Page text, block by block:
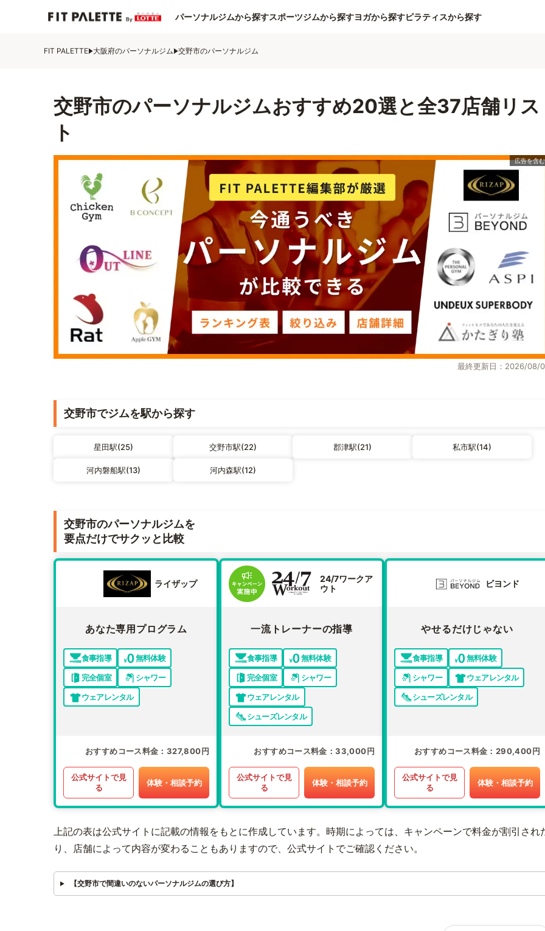
パーソナルジムから探すスポーツジムから探すヨガから探すピラティスから探す
FIT PALETTE 大阪府のパーソナルジム 交野市のパーソナルジム
交野市のパーソナルジムおすすめ20選と全37店舗リス
ト
最終更新日：2026/08/
交野市でジムを駅から探す
星田駅(25) 交野市駅(22) 郡津駅(21) 私市駅(14)
河内磐船駅(13) 河内森駅(12)
交野市のパーソナルジムを
要点だけでサクッと比較
ライザップ
あなた専用プログラム
食事指導
無料体験
完全個室
シャワー
ウェアレンタル
おすすめコース料金 327,800円
公式サイトで見
る
体験・相談予約
24/7ワークア
ウト
一流トレーナーの指導
食事指導
無料体験
完全個室
シャワー
ウェアレンタル
シューズレンタル
おすすめコース料金 33,000円
公式サイトで見
る
体験・相談予約
ビヨンド
やせるだけじゃない
食事指導
無料体験
シャワー
ウェアレンタル
シューズレンタル
おすすめコース料金 290,400円
公式サイトで見
る
体験・相談予約
上記の表は公式サイトに記載の情報をもとに作成しています。時期によっては、キャンペーンで料金が割引され
り、店舗によって内容が変わることもありますので、公式サイトでご確認ください。
【交野市で間違いのないパーソナルジムの選び方】